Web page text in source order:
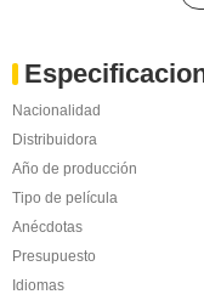
Nacionalidad
Distribuidora
Año de producción
Tipo de película
Anécdotas
Presupuesto
Idiomas